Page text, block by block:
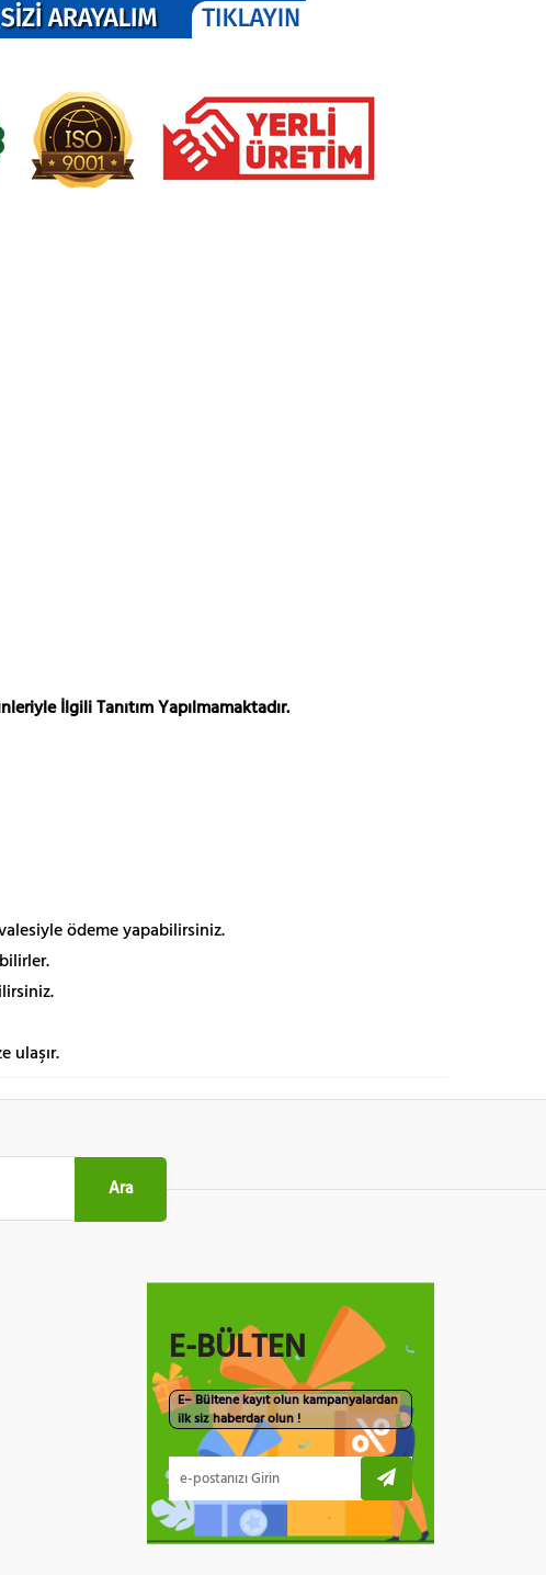
İlgili Tanıtım Yapılmamaktadır.
ödeme yapabilirsiniz.
ulaşır.
Ara
E-BÜLTEN
E– Bültene kayıt olun kampanyalardan
ilk siz haberdar olun !